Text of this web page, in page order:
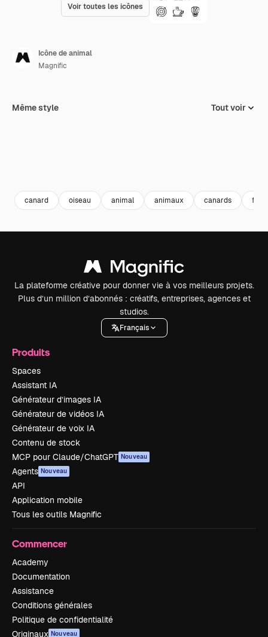
Voir toutes les icônes
Icône de animal
Magnific
Même style Tout voir
canard oiseau animal animaux canards
La plateforme créative pour donner vie à vos meilleurs projets.
Plus d’un million d’abonnés : créatifs, entreprises, agences et
studios.
Français
Produits
Spaces
Assistant IA
Générateur d’images IA
Générateur de vidéos IA
Générateur de voix IA
Contenu de stock
MCP pour Claude/ChatGPT Nouveau
Agents Nouveau
API
Application mobile
Tous les outils Magnific
Commencer
Academy
Documentation
Assistance
Conditions générales
Politique de confidentialité
Originaux Nouveau